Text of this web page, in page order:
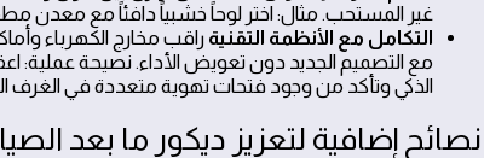
غير المستحب. مثال: اختر لوحاً خشبياً دافئاً مع معدن
التكامل مع الأنظمة التقنية راقب مخارج الكهرباء
مع التصميم الجديد دون تعويض الأداء. نصيحة عملية:
الذكي وتأكد من وجود فتحات تهوية متعددة في الغرف
نصائح إضافية لتعزيز ديكور ما بعد